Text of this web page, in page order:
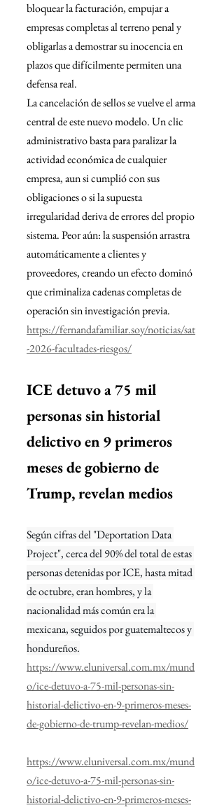
bloquear la facturación, empujar a
empresas completas al terreno penal y
obligarlas a demostrar su inocencia en
plazos que difícilmente permiten una
defensa real.
La cancelación de sellos se vuelve el arma
central de este nuevo modelo. Un clic
administrativo basta para paralizar la
actividad económica de cualquier
empresa, aun si cumplió con sus
obligaciones o si la supuesta
irregularidad deriva de errores del propio
sistema. Peor aún: la suspensión arrastra
automáticamente a clientes y
proveedores, creando un efecto dominó
que criminaliza cadenas completas de
operación sin investigación previa.
https://fernandafamiliar.soy/noticias/sat
-2026-facultades-riesgos/
ICE detuvo a 75 mil
personas sin historial
delictivo en 9 primeros
meses de gobierno de
Trump, revelan medios
Según cifras del "Deportation Data
Project", cerca del 90% del total de estas
personas detenidas por ICE, hasta mitad
de octubre, eran hombres, y la
nacionalidad más común era la
mexicana, seguidos por guatemaltecos y
hondureños.
https://www.eluniversal.com.mx/mund
o/ice-detuvo-a-75-mil-personas-sin-
historial-delictivo-en-9-primeros-meses-
de-gobierno-de-trump-revelan-medios/
https://www.eluniversal.com.mx/mund
o/ice-detuvo-a-75-mil-personas-sin-
historial-delictivo-en-9-primeros-meses-